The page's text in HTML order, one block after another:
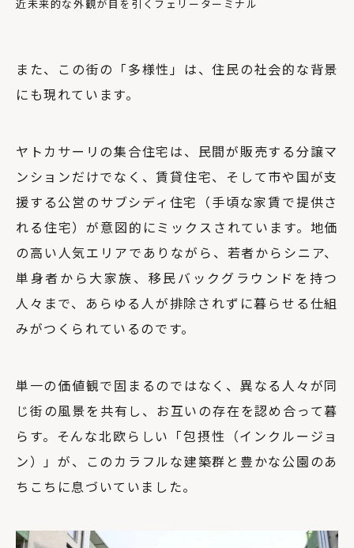
近未来的な外観が目を引くフェリーターミナル
また、この街の「多様性」は、住民の社会的な背景
にも現れています。
ヤトカサーリの集合住宅は、民間が販売する分譲マ
ンションだけでなく、賃貸住宅、そして市や国が支
援する公営のサブシディ住宅（手頃な家賃で提供さ
れる住宅）が意図的にミックスされています。地価
の高い人気エリアでありながら、若者からシニア、
単身者から大家族、移民バックグラウンドを持つ
人々まで、あらゆる人が排除されずに暮らせる仕組
みがつくられているのです。
単一の価値観で固まるのではなく、異なる人々が同
じ街の風景を共有し、お互いの存在を認め合って暮
らす。そんな北欧らしい「包摂性（インクルージョ
ン）」が、このカラフルな建築群と豊かな公園のあ
ちこちに息づいていました。